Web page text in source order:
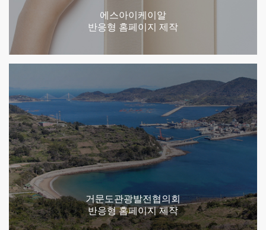
에스아이케이알
반응형 홈페이지 제작
거문도관광발전협의회
반응형 홈페이지 제작